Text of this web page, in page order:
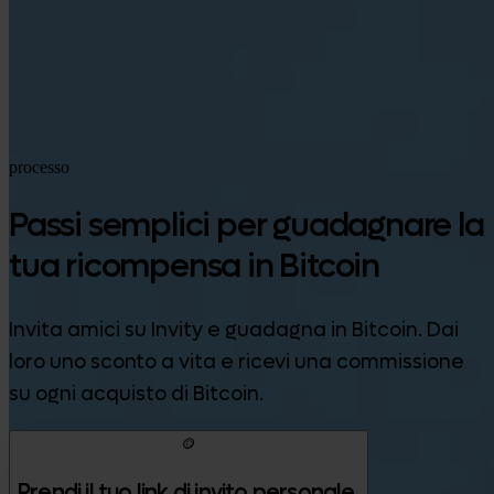
processo
Passi semplici per guadagnare la
tua ricompensa in Bitcoin
Invita amici su Invity e guadagna in Bitcoin. Dai
loro uno sconto a vita e ricevi una commissione
su ogni acquisto di Bitcoin.
🪙